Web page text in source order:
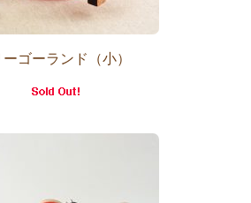
ーゴーランド（小）